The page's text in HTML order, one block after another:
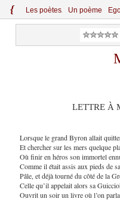
{ Les poètes Un poème
LETTRE À
Lorsque le grand Byron allait
Et chercher sur les mers quelque
Où finir en héros son immortel
Comme il était assis aux pieds de
Pâle, et déjà tourné du côté de la
Celle qu’il appelait alors sa
Ouvrit un soir un livre où l’on